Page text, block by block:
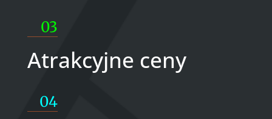
03
Atrakcyjne ceny
04